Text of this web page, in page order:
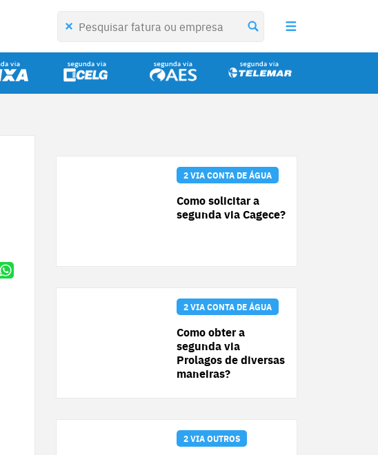
2 VIA CONTA DE ÁGUA
Como solicitar a
segunda via Cagece?
2 VIA CONTA DE ÁGUA
Como obter a
segunda via
Prolagos de diversas
maneiras?
2 VIA OUTROS